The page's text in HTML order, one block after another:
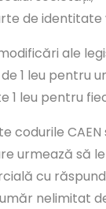
de identitate
ale
1 leu pentru
1 leu pentru
codurile
urmează să
cu
nelimitat